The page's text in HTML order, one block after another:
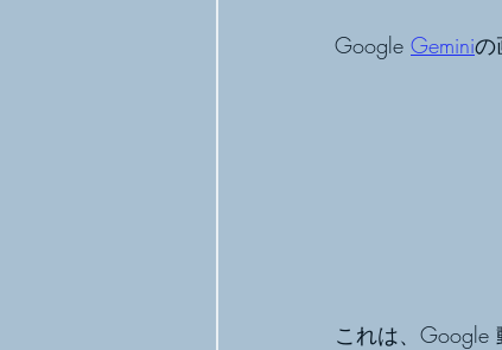
Google Geminiの
これは、Google